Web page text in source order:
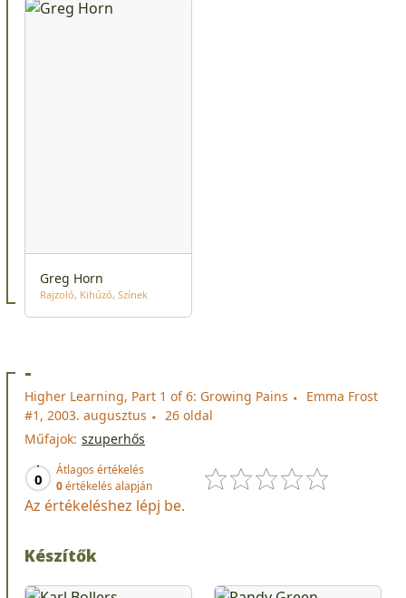
Greg Horn
Rajzoló Kihúzó Színek
-
Higher Learning, Part 1 of 6: Growing Pains
Emma Frost
#1, 2003. augusztus
26 oldal
Műfajok: szuperhős
0
Átlagos értékelés
0értékelés alapján
Az értékeléshez lépj be.
Készítők